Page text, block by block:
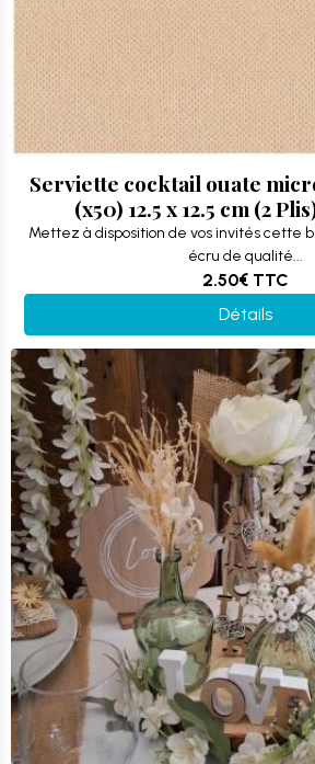
Serviette cocktail ouate
(x50) 12.5 x 12.5 cm (2
Mettez à disposition de vos invités cette
écru de qualité...
2.50€ TTC
Détails